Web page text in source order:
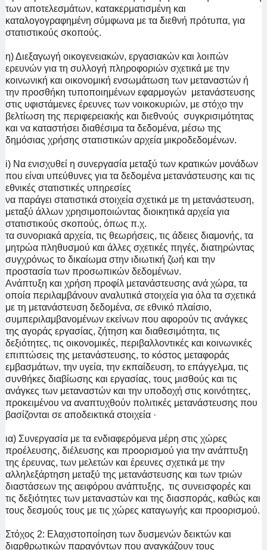
των αποτελεσμάτων, κατακερματισμένη και
καταλογογραφημένη σύμφωνα με τα διεθνή πρότυπα, για
στατιστικούς σκοπούς.
η) Διεξαγωγή οικογενειακών, εργασιακών και λοιπών
ερευνών για τη συλλογή πληροφοριών σχετικά με την
κοινωνική και οικονομική ενσωμάτωση των μεταναστών ή
την προσθήκη τυποποιημένων εφαρμογών μετανάστευσης
στις υφιστάμενες έρευνες των νοικοκυριών, με στόχο την
βελτίωση της περιφερειακής και διεθνούς συγκρισιμότητας
και να καταστήσει διαθέσιμα τα δεδομένα, μέσω της
δημόσιας χρήσης στατιστικών αρχεία μικροδεδομένων.
i) Να ενισχυθεί η συνεργασία μεταξύ των κρατικών μονάδων
που είναι υπεύθυνες για τα δεδομένα μετανάστευσης και τις
εθνικές στατιστικές υπηρεσίες
να παράγει στατιστικά στοιχεία σχετικά με τη μετανάστευση,
μεταξύ άλλων χρησιμοποιώντας διοικητικά αρχεία για
στατιστικούς σκοπούς, όπως π.χ.
τα συνοριακά αρχεία, τις θεωρήσεις, τις άδειες διαμονής, τα
μητρώα πληθυσμού και άλλες σχετικές πηγές, διατηρώντας
συγχρόνως το δικαίωμα στην ιδιωτική ζωή και την
προστασία των προσωπικών δεδομένων.
Ανάπτυξη και χρήση προφίλ μετανάστευσης ανά χώρα, τα
οποία περιλαμβάνουν αναλυτικά στοιχεία για όλα τα σχετικά
με τη μετανάστευση δεδομένα, σε εθνικό πλαίσιο,
συμπεριλαμβανομένων εκείνων που αφορούν τις ανάγκες
της αγοράς εργασίας, ζήτηση και διαθεσιμότητα, τις
δεξιότητες, τις οικονομικές, περιβαλλοντικές και κοινωνικές
επιπτώσεις της μετανάστευσης, το κόστος μεταφοράς
εμβασμάτων, την υγεία, την εκπαίδευση, το επάγγελμα, τις
συνθήκες διαβίωσης και εργασίας, τους μισθούς και τις
ανάγκες των μεταναστών και την υποδοχή στις κοινότητες,
προκειμένου να αναπτυχθούν πολιτικές μετανάστευσης που
βασίζονται σε αποδεικτικά στοιχεία ·
ια) Συνεργασία με τα ενδιαφερόμενα μέρη στις χώρες
προέλευσης, διέλευσης και προορισμού για την ανάπτυξη
της έρευνας, των μελετών και έρευνες σχετικά με την
αλληλεξάρτηση μεταξύ της μετανάστευσης και των τριών
διαστάσεων της αειφόρου ανάπτυξης, τις συνεισφορές και
τις δεξιότητες των μεταναστών και της διασποράς, καθώς και
τους δεσμούς τους με τις χώρες καταγωγής και προορισμού.
Στόχος 2: Ελαχιστοποίηση των δυσμενών δεικτών και
διαρθρωτικών παραγόντων που αναγκάζουν τους